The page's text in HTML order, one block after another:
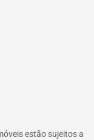
estão sujeitos a